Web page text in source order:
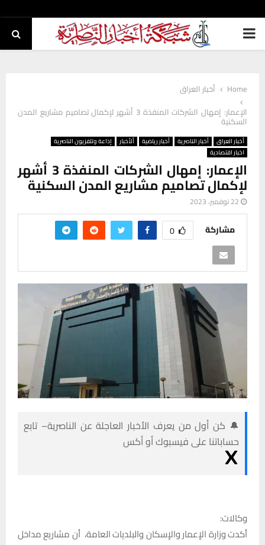
PRIMARY
Home
أخبار العراق
الإعمار: إمهال الشركات المنفذة 3 أشهر لإكمال تصاميم مشاريع المدن
السكنية
أخبار العراق أخبار الناصرية أخبار رياضية ألأخبار
إذاعة وتلفزيون الناصرية
اخبار اقتصادية
الإعمار: إمهال الشركات المنفذة 3 أشهر
لإكمال تصاميم مشاريع المدن السكنية
22 نوفمبر، 2023
مشاركة 0
🔔 كن أول من يعرف الأخبار العاجلة عن الناصرية– تابع
حساباتنا على فيسبوك أو أكس
وكالات:
أكدت وزارة الإعمار والإسكان والبلديات العامة، أن مشاريع مداخل